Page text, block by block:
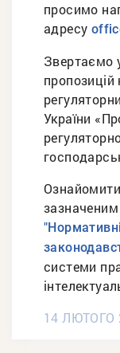
просимо
адресу
Звертаємо
України
системи
14 ЛЮТОГО